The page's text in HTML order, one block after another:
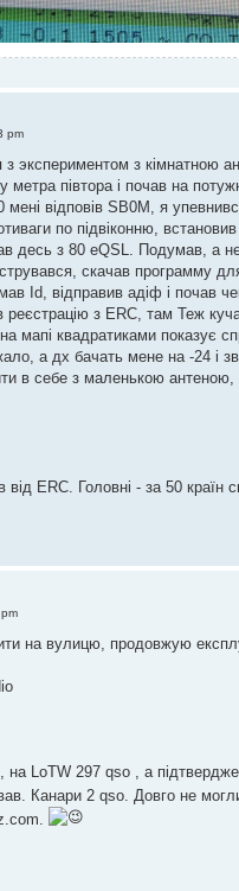
pm
з экспериментом з кімнатною
півтора і почав на
відповів SB0M, я
по підвіконню,
десь з 80 eQSL. Подумав, а
скачав программу
Id, відправив адіф і почав
з ERC, там Теж
мапі квадратиками показує
а дх бачать мене на -24 і
в себе з маленькою
від ERC. Головні - за 50 країн
на вулицю, продовжую
LoTW 297 qso , а
Канари 2 qso. Довго не